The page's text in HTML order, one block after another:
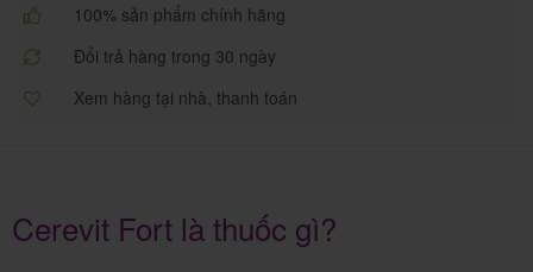
100% sản phẩm chính hãng
Đổi trả hàng trong 30 ngày
Xem hàng tại nhà, thanh toán
Cerevit Fort là thuốc gì?